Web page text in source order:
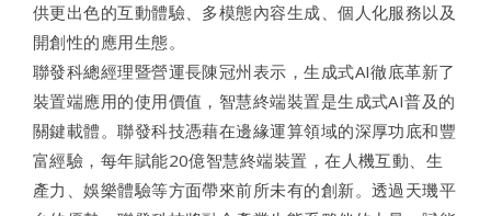
供更出色的互動體驗、多模態內容生成、個人化服務以及
開創性的應用生態。
聯發科總經理暨營運長陳冠州表示，生成式AI徹底革新了
裝置端應用的使用價值，智慧終端裝置是生成式AI普及的
關鍵載體。聯發科技憑藉在邊緣運算領域的深厚功底和豐
富經驗，每年賦能20億智慧終端裝置，在人機互動、生
產力、娛樂體驗等方面帶來前所未有的創新。透過天璣平